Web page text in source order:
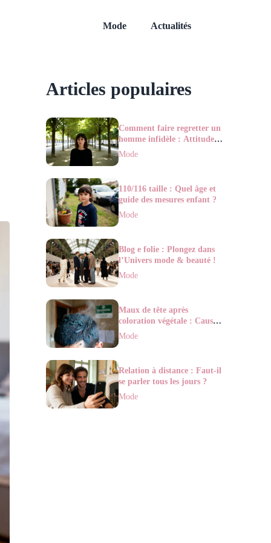
Mode Actualités
Articles populaires
Comment faire regretter un
homme infidèle : Attitude &
astuces
Mode
110/116 taille : Quel âge et
guide des mesures enfant ?
Mode
Blog e folie : Plongez dans
l’Univers mode & beauté !
Mode
Maux de tête après
coloration végétale : Causes,
solutions et Pourquoi ?
Mode
Relation à distance : Faut-il
se parler tous les jours ?
Mode